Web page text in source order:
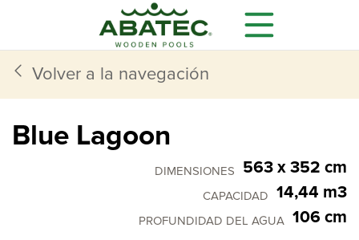
Volver a la navegación
Blue Lagoon
DIMENSIONES 563 x 352 cm
CAPACIDAD 14,44 m3
PROFUNDIDAD DEL AGUA 106 cm